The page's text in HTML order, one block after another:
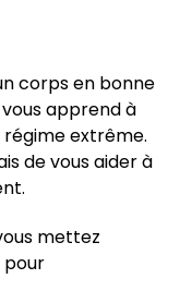
corps en bonne
apprend à
extrême.
de vous aider à
mettez
pour